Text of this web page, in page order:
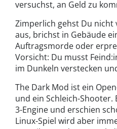
versuchst, an Geld zu
Zimperlich gehst Du
aus, brichst in Gebäude
Auftragsmorde oder
Vorsicht: Du musst
im Dunkeln verstecken
The Dark Mod ist ein
und ein Schleich-
3-Engine und erschien
Linux-Spiel wird aber